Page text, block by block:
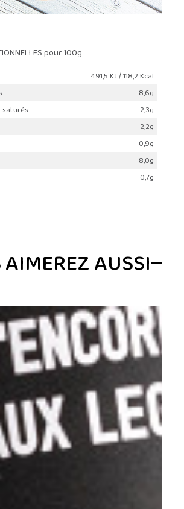
pour 100g
491,5 KJ / 118,2 Kcal
8,6g
saturés
2,3g
2,2g
0,9g
8,0g
0,7g
AUSSI